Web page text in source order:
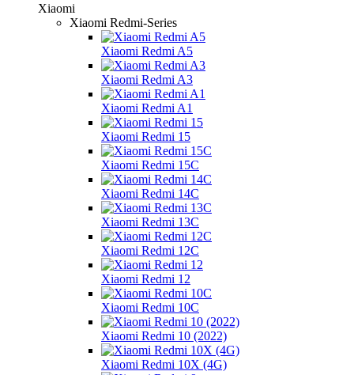
Xiaomi
Xiaomi Redmi-Series
Xiaomi Redmi A5
Xiaomi Redmi A3
Xiaomi Redmi A1
Xiaomi Redmi 15
Xiaomi Redmi 15C
Xiaomi Redmi 14C
Xiaomi Redmi 13C
Xiaomi Redmi 12C
Xiaomi Redmi 12
Xiaomi Redmi 10C
Xiaomi Redmi 10 (2022)
Xiaomi Redmi 10X (4G)